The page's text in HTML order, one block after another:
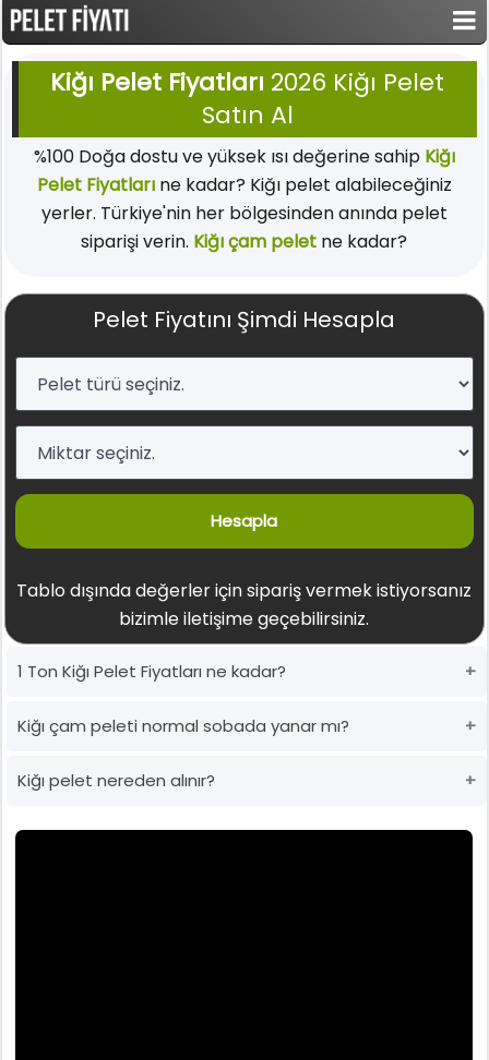
Kiğı Pelet Fiyatları 2026 Kiğı Pelet
Satın Al
%100 Doğa dostu ve yüksek ısı değerine sahip Kiğı
Pelet Fiyatlarıne kadar? Kiğı pelet alabileceğiniz
yerler. Türkiye'nin her bölgesinden anında pelet
siparişi verin. Kiğı çam pelet ne kadar?
Pelet Fiyatını Şimdi Hesapla
Hesapla
Tablo dışında değerler için sipariş vermek istiyorsanız
bizimle iletişime geçebilirsiniz.
1 Ton Kiğı Pelet Fiyatları ne kadar?
Kiğı çam peleti normal sobada yanar mı?
Kiğı pelet nereden alınır?